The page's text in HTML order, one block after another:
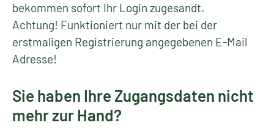
bekommen sofort Ihr Login zugesandt.
Achtung! Funktioniert nur mit der bei der
erstmaligen Registrierung angegebenen E-Mail
Adresse!
Sie haben Ihre Zugangsdaten nicht
mehr zur Hand?